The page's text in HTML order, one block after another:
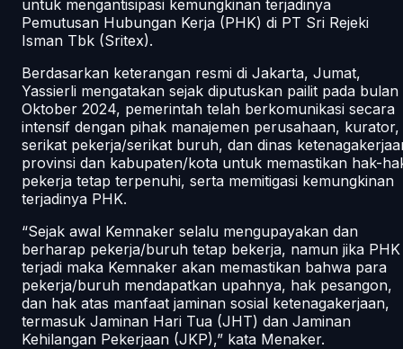
untuk mengantisipasi kemungkinan terjadinya
Pemutusan Hubungan Kerja (PHK) di PT Sri Rejeki
Isman Tbk (Sritex).
Berdasarkan keterangan resmi di Jakarta, Jumat,
Yassierli mengatakan sejak diputuskan pailit pada bulan
Oktober 2024, pemerintah telah berkomunikasi secara
intensif dengan pihak manajemen perusahaan, kurator,
serikat pekerja/serikat buruh, dan dinas
provinsi dan kabupaten/kota untuk memastikan hak-
pekerja tetap terpenuhi, serta memitigasi kemungkinan
terjadinya PHK.
“Sejak awal Kemnaker selalu mengupayakan dan
berharap pekerja/buruh tetap bekerja, namun jika PHK
terjadi maka Kemnaker akan memastikan bahwa para
pekerja/buruh mendapatkan upahnya, hak pesangon,
dan hak atas manfaat jaminan sosial ketenagakerjaan,
termasuk Jaminan Hari Tua (JHT) dan Jaminan
Kehilangan Pekerjaan (JKP),” kata Menaker.